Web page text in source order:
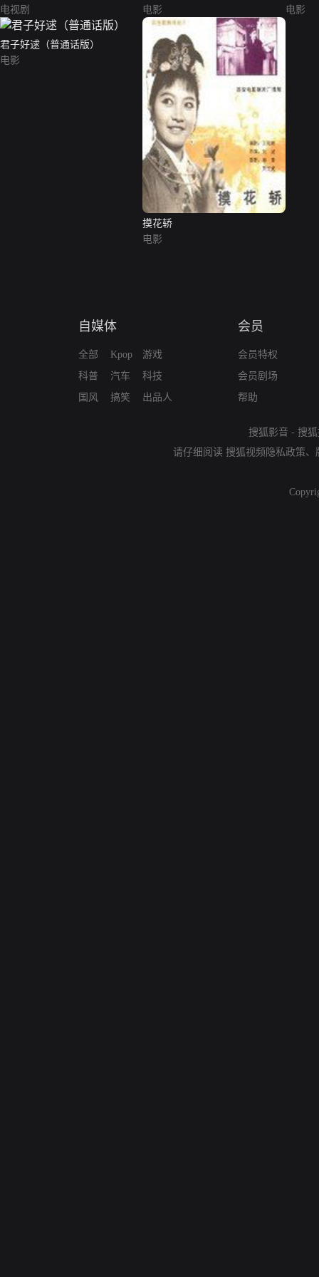
电视剧
电影
电影
君子好逑（普通话版）
电影
摸花轿
电影
自媒体
全部
科普
国风
Kpop
汽车
搞笑
游戏
科技
出品人
会员
会员特权
会员剧场
帮助
搜狐影音 - 搜
请仔细阅读 搜狐视频隐私政策、